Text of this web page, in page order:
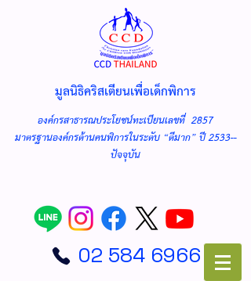
มูลนิธิคริสเตียนเพื่อเด็กพิการ
องค์กรสาธารณประโยชน์ทะเบียนเลขที่ 2857
มาตรฐานองค์กรด้านคนพิการในระดับ “ดีมาก” ปี 2533--
ปัจจุบัน
02 584 6966